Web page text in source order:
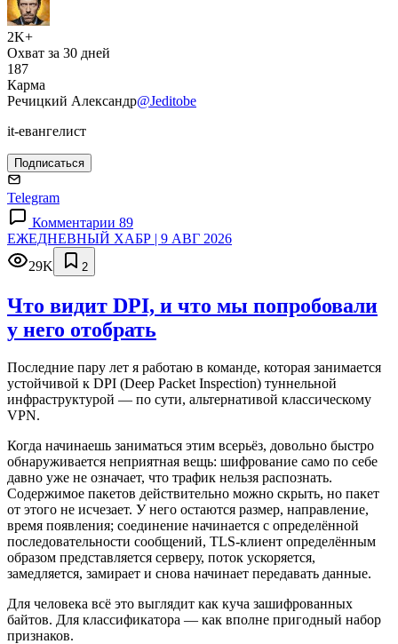
2K+
Охват за 30 дней
187
Карма
Речицкий Александр@Jeditobe
it-евангелист
Подписаться
Telegram
Комментарии 89
ЕЖЕДНЕВНЫЙ ХАБР | 9 АВГ 2026
29K
2
Что видит DPI, и что мы попробовали
у него отобрать
Последние пару лет я работаю в команде, которая занимается
устойчивой к DPI (Deep Packet Inspection) туннельной
инфраструктурой — по сути, альтернативой классическому
VPN.
Когда начинаешь заниматься этим всерьёз, довольно быстро
обнаруживается неприятная вещь: шифрование само по себе
давно уже не означает, что трафик нельзя распознать.
Содержимое пакетов действительно можно скрыть, но пакет
от этого не исчезает. У него остаются размер, направление,
время появления; соединение начинается с определённой
последовательности сообщений, TLS-клиент определённым
образом представляется серверу, поток ускоряется,
замедляется, замирает и снова начинает передавать данные.
Для человека всё это выглядит как куча зашифрованных
байтов. Для классификатора — как вполне пригодный набор
признаков.